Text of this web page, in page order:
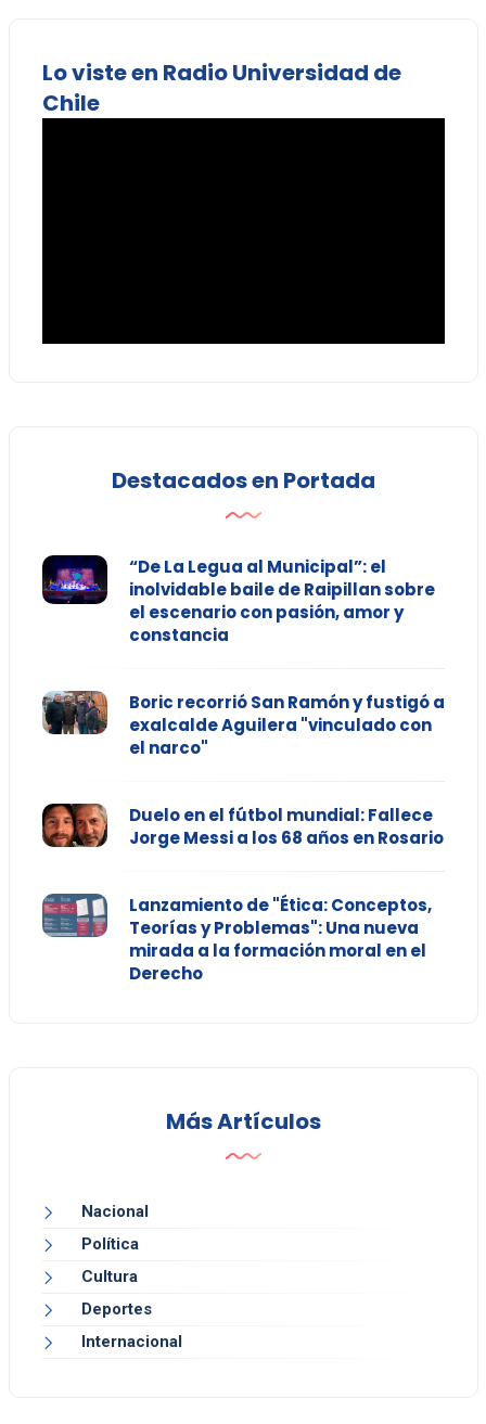
Lo viste en Radio Universidad de
Chile
Destacados en Portada
“De La Legua al Municipal”: el
inolvidable baile de Raipillan sobre
el escenario con pasión, amor y
constancia
Boric recorrió San Ramón y fustigó a
exalcalde Aguilera "vinculado con
el narco"
Duelo en el fútbol mundial: Fallece
Jorge Messi a los 68 años en Rosario
Lanzamiento de "Ética: Conceptos,
Teorías y Problemas": Una nueva
mirada a la formación moral en el
Derecho
Más Artículos
Nacional
Política
Cultura
Deportes
Internacional